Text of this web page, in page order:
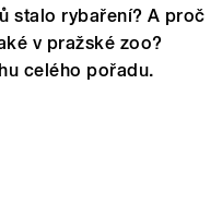
stalo rybaření? A proč
v pražské zoo?
celého pořadu.